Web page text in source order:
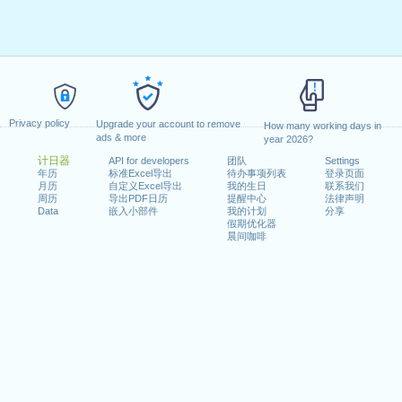
Privacy policy
Upgrade your account to remove
ads & more
How many working days in
year 2026?
计日器
年历
月历
周历
Data
API for developers
标准Excel导出
自定义Excel导出
导出PDF日历
嵌入小部件
团队
待办事项列表
我的生日
提醒中心
我的计划
假期优化器
晨间咖啡
Settings
登录页面
联系我们
法律声明
分享